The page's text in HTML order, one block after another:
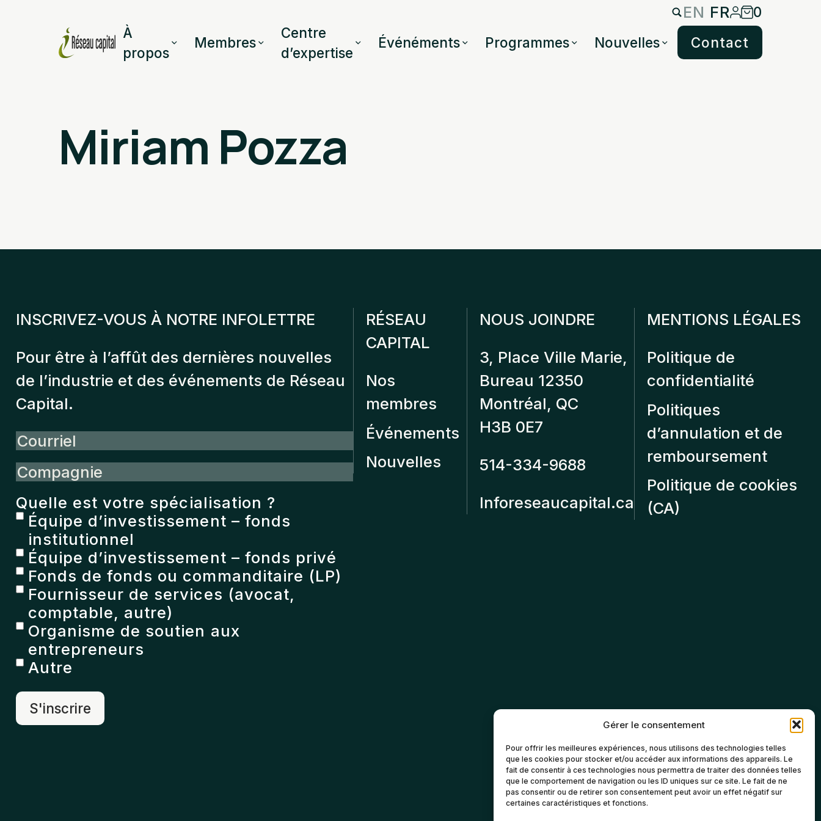
Gérer le consentement
Pour offrir les meilleures expériences, nous utilisons des technologies telles
que les cookies pour stocker et/ou accéder aux informations des appareils. Le
fait de consentir à ces technologies nous permettra de traiter des données telles
que le comportement de navigation ou les ID uniques sur ce site. Le fait de ne
pas consentir ou de retirer son consentement peut avoir un effet négatif sur
certaines caractéristiques et fonctions.
EN FR
0
À
propos
Membres
Centre
d’expertise
Événéments Programmes Nouvelles Contact
Miriam Pozza
INSCRIVEZ-VOUS À NOTRE INFOLETTRE
Pour être à l’affût des dernières nouvelles
de l’industrie et des événements de Réseau
Capital.
Courriel
Compagnie
Quelle est votre spécialisation ?
Équipe d’investissement – fonds
institutionnel
Équipe d’investissement – fonds privé
Fonds de fonds ou commanditaire (LP)
Fournisseur de services (avocat,
comptable, autre)
Organisme de soutien aux
entrepreneurs
Autre
RÉSEAU
CAPITAL
Nos
membres
Événements
Nouvelles
NOUS JOINDRE
3, Place Ville Marie,
Bureau 12350
Montréal, QC
H3B 0E7
514-334-9688
Inforeseaucapital.ca
MENTIONS LÉGALES
Politique de
confidentialité
Politiques
d’annulation et de
remboursement
Politique de cookies
(CA)